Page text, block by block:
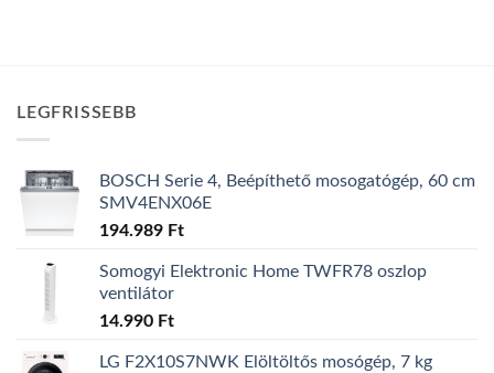
LEGFRISSEBB
BOSCH Serie 4, Beépíthető mosogatógép, 60 cm
SMV4ENX06E
194.989 Ft
Somogyi Elektronic Home TWFR78 oszlop
ventilátor
14.990 Ft
LG F2X10S7NWK Elöltöltős mosógép, 7 kg